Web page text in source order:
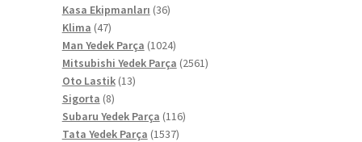
Kasa Ekipmanları 3636
Klima 4747
ürün
Man Yedek Parça 10241024
ürün
Mitsubishi Yedek Parça 25612561
Oto Lastik 1313
Sigorta 88
ürün
Subaru Yedek Parça 116116
Tata Yedek Parça 15371537